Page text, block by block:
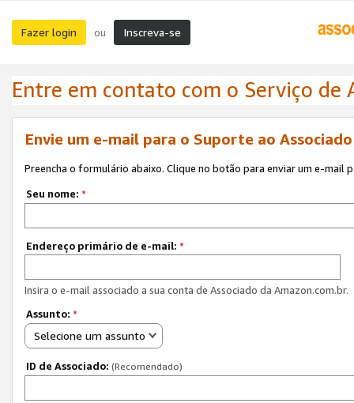
Fazer login ou Inscreva-se
Entre em contato com o Serviço de
Envie um e-mail para o Suporte ao
Preencha o formulário abaixo. Clique no botão para enviar um e-mail
Seu nome: *
Endereço primário de e-mail: *
Insira o e-mail associado a sua conta de Associado da Amazon.com.br.
Assunto: *
Selecione um assunto
ID de Associado: (Recomendado)